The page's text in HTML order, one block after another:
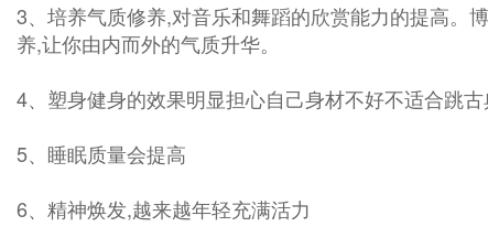
3、培养气质修养,对音乐和舞蹈的欣赏能力的提高。
养,让你由内而外的气质升华。
4、塑身健身的效果明显担心自己身材不好不适合跳
5、睡眠质量会提高
6、精神焕发,越来越年轻充满活力